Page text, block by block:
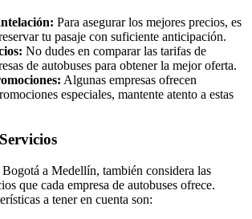
Para asegurar los mejores precios, es
tu pasaje con suficiente anticipación.
No dudes en comparar las tarifas de
de autobuses para obtener la mejor oferta.
Algunas empresas ofrecen
especiales, mantente atento a estas
a Medellín, también considera las
que cada empresa de autobuses ofrece.
a tener en cuenta son: